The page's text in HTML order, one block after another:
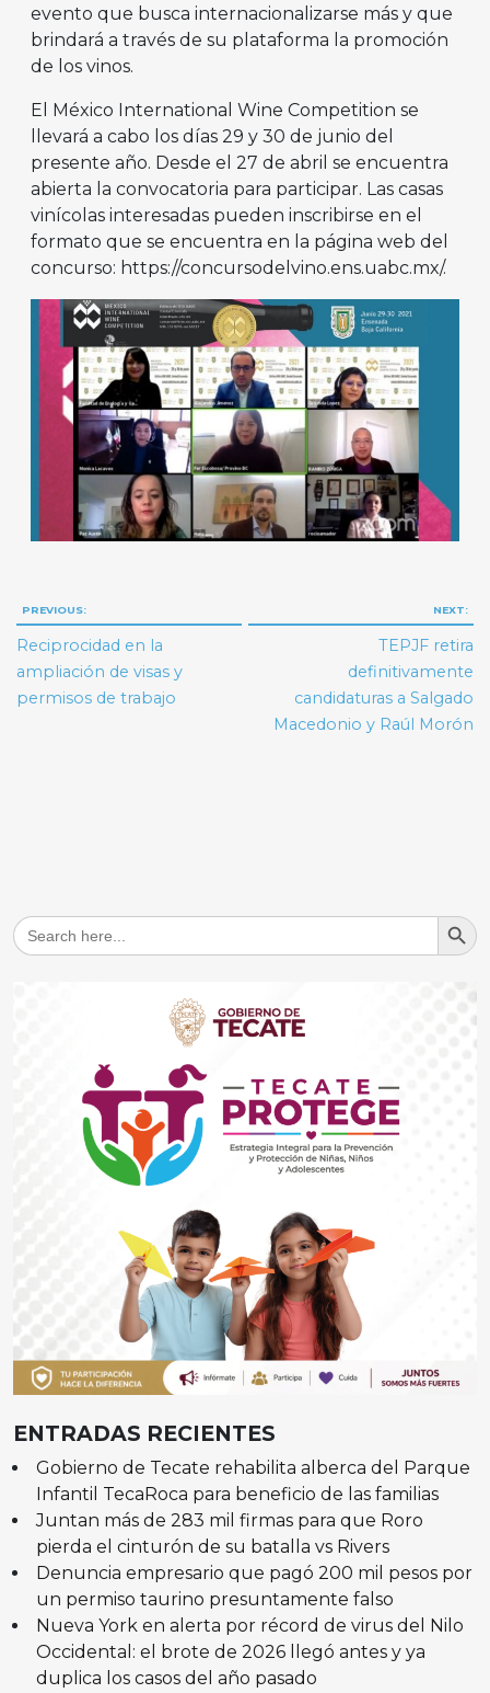
evento que busca internacionalizarse más y que
brindará a través de su plataforma la promoción
de los vinos.
El México International Wine Competition se
llevará a cabo los días 29 y 30 de junio del
presente año. Desde el 27 de abril se encuentra
abierta la convocatoria para participar. Las casas
vinícolas interesadas pueden inscribirse en el
formato que se encuentra en la página web del
concurso: https://concursodelvino.ens.uabc.mx/.
Navegación
de
entradas
PREVIOUS:
Reciprocidad en la
ampliación de visas y
permisos de trabajo
NEXT:
TEPJF retira
definitivamente
candidaturas a Salgado
Macedonio y Raúl Morón
Search
for:
Search
ENTRADAS RECIENTES
Gobierno de Tecate rehabilita alberca del Parque
Infantil TecaRoca para beneficio de las familias
Juntan más de 283 mil firmas para que Roro
pierda el cinturón de su batalla vs Rivers
Denuncia empresario que pagó 200 mil pesos por
un permiso taurino presuntamente falso
Nueva York en alerta por récord de virus del Nilo
Occidental: el brote de 2026 llegó antes y ya
duplica los casos del año pasado